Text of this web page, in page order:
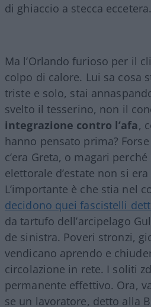
di ghiaccio a stecca eccetera.
Ma l’Orlando furioso per il
colpo di calore. Lui sa cosa
triste e solo, stai
svelto il tesserino, non il
integrazione contro l’afa,
hanno pensato prima?
c’era Greta, o magari
elettorale d’estate non si
L’importante è che stia nel
decidono quei fascistelli
da tartufo dell’arcipelago
de sinistra. Poveri stronzi,
vendicano aprendo e
circolazione in rete. I soliti
permanente effettivo. Ora,
se un lavoratore, detto alla